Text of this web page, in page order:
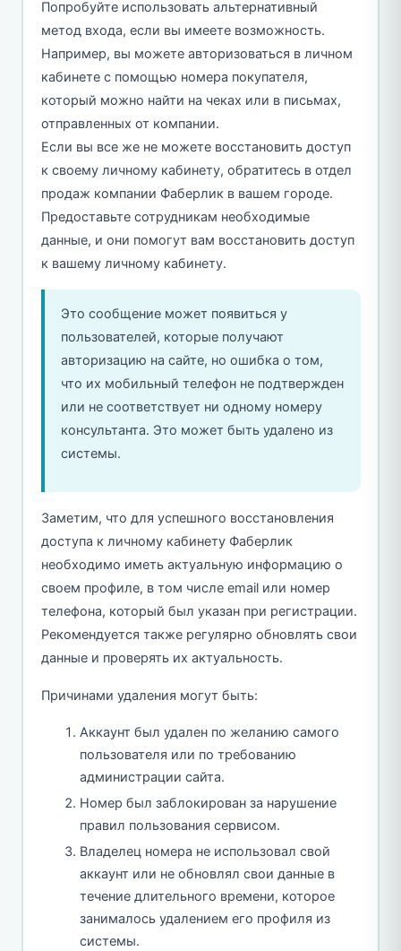
Попробуйте использовать альтернативный
метод входа, если вы имеете возможность.
Например, вы можете авторизоваться в личном
кабинете с помощью номера покупателя,
который можно найти на чеках или в письмах,
отправленных от компании.
Если вы все же не можете восстановить доступ
к своему личному кабинету, обратитесь в отдел
продаж компании Фаберлик в вашем городе.
Предоставьте сотрудникам необходимые
данные, и они помогут вам восстановить доступ
к вашему личному кабинету.
Это сообщение может появиться у
пользователей, которые получают
авторизацию на сайте, но ошибка о том,
что их мобильный телефон не подтвержден
или не соответствует ни одному номеру
консультанта. Это может быть удалено из
системы.
Заметим, что для успешного восстановления
доступа к личному кабинету Фаберлик
необходимо иметь актуальную информацию о
своем профиле, в том числе email или номер
телефона, который был указан при регистрации.
Рекомендуется также регулярно обновлять свои
данные и проверять их актуальность.
Причинами удаления могут быть:
Аккаунт был удален по желанию самого
пользователя или по требованию
администрации сайта.
Номер был заблокирован за нарушение
правил пользования сервисом.
Владелец номера не использовал свой
аккаунт или не обновлял свои данные в
течение длительного времени, которое
занималось удалением его профиля из
системы.